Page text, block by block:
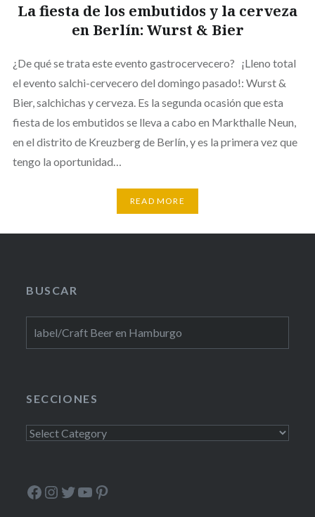
La fiesta de los embutidos y la cerveza
en Berlín: Wurst & Bier
¿De qué se trata este evento gastrocervecero? ¡Lleno total
el evento salchi-cervecero del domingo pasado!: Wurst &
Bier, salchichas y cerveza. Es la segunda ocasión que esta
fiesta de los embutidos se lleva a cabo en Markthalle Neun,
en el distrito de Kreuzberg de Berlín, y es la primera vez que
tengo la oportunidad…
READ MORE
BUSCAR
for:
SECCIONES
Secciones
Facebook
Instagram
Twitter
YouTube
Pinterest